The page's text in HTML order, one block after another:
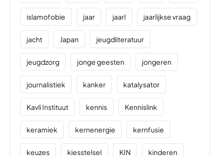
islamofobie jaar jaarl jaarlijkse vraag
jacht Japan jeugdliteratuur
jeugdzorg jonge geesten jongeren
journalistiek kanker katalysator
Kavli Instituut kennis Kennislink
keramiek kernenergie kernfusie
keuzes kiesstelsel KIN kinderen